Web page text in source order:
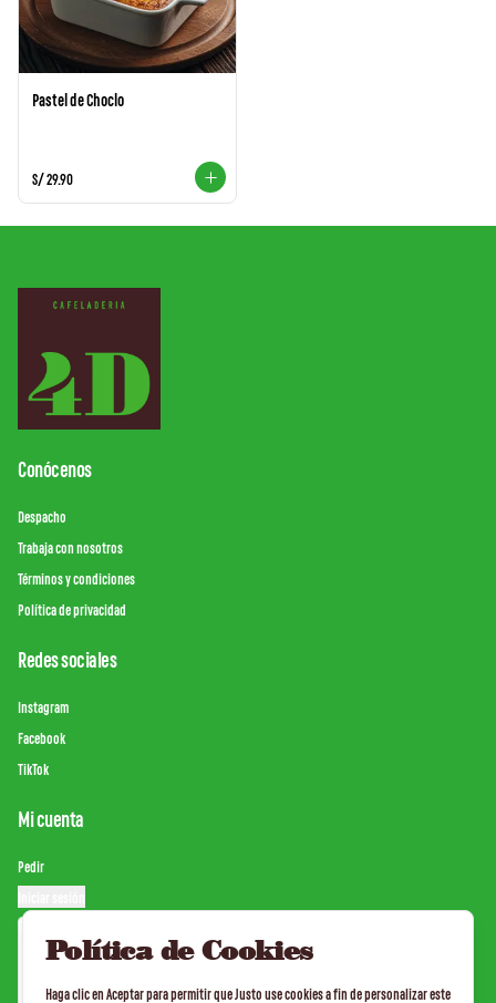
Pastel de Choclo
S/ 29.90
Conócenos
Despacho
Trabaja con nosotros
Términos y condiciones
Política de privacidad
Redes sociales
Instagram
Facebook
TikTok
Mi cuenta
Pedir
Política de Cookies
Haga clic en Aceptar para permitir que Justo use cookies a fin de personalizar este